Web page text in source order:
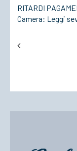
RITARDI
Camera: Leggi